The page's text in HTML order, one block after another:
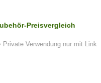
Verwendung nur mit Link
Preisvergleich